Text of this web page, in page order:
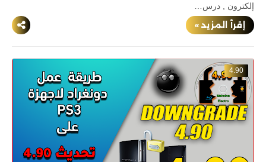
إلكترون , درس…
إقرأ المزيد »
4.90